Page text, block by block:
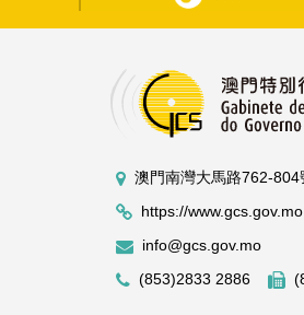
澳門南灣大馬路762-
https://www.gcs.gov.mo
info@gcs.gov.mo
(853)2833 2886